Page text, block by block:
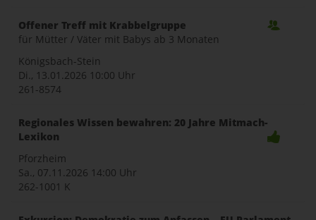
Offener Treff mit Krabbelgruppe
für Mütter / Väter mit Babys ab 3 Monaten
Königsbach-Stein
Di., 13.01.2026 10:00 Uhr
261-8574
Regionales Wissen bewahren: 20 Jahre Mitmach-
Lexikon
Pforzheim
Sa., 07.11.2026 14:00 Uhr
262-1001 K